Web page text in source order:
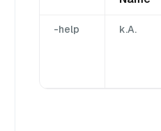
-help k.A.